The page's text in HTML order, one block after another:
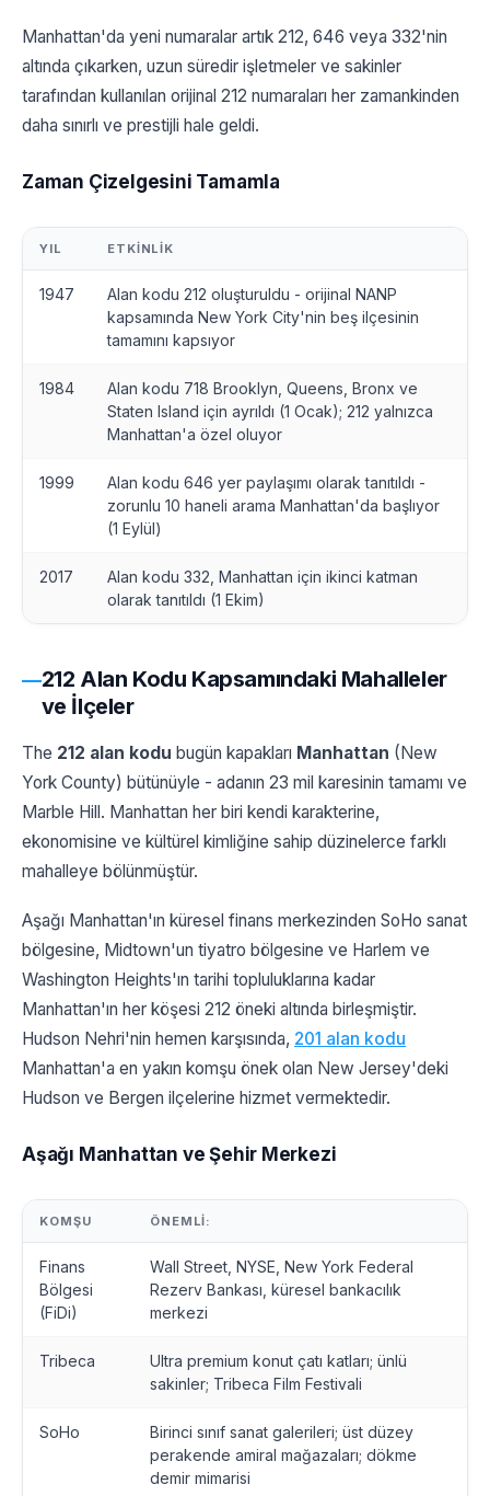
Manhattan'da yeni numaralar artık 212, 646 veya 332'nin
altında çıkarken, uzun süredir işletmeler ve sakinler
tarafından kullanılan orijinal 212 numaraları her zamankinden
daha sınırlı ve prestijli hale geldi.
Zaman Çizelgesini Tamamla
YIL ETKINLIK
1947
Alan kodu 212 oluşturuldu - orijinal NANP
kapsamında New York City'nin beş ilçesinin
tamamını kapsıyor
1984
Alan kodu 718 Brooklyn, Queens, Bronx ve
Staten Island için ayrıldı (1 Ocak); 212 yalnızca
Manhattan'a özel oluyor
1999
Alan kodu 646 yer paylaşımı olarak tanıtıldı -
zorunlu 10 haneli arama Manhattan'da başlıyor
(1 Eylül)
2017
Alan kodu 332, Manhattan için ikinci katman
olarak tanıtıldı (1 Ekim)
212 Alan Kodu Kapsamındaki Mahalleler
ve İlçeler
The 212 alan kodu bugün kapakları Manhattan (New
York County) bütünüyle - adanın 23 mil karesinin tamamı ve
Marble Hill. Manhattan her biri kendi karakterine,
ekonomisine ve kültürel kimliğine sahip düzinelerce farklı
mahalleye bölünmüştür.
Aşağı Manhattan'ın küresel finans merkezinden SoHo sanat
bölgesine, Midtown'un tiyatro bölgesine ve Harlem ve
Washington Heights'ın tarihi topluluklarına kadar
Manhattan'ın her köşesi 212 öneki altında birleşmiştir.
Hudson Nehri'nin hemen karşısında, 201 alan kodu
Manhattan'a en yakın komşu önek olan New Jersey'deki
Hudson ve Bergen ilçelerine hizmet vermektedir.
Aşağı Manhattan ve Şehir Merkezi
KOMŞU ÖNEMLI:
Finans
Bölgesi
(FiDi)
Wall Street, NYSE, New York Federal
Rezerv Bankası, küresel bankacılık
merkezi
Tribeca
Ultra premium konut çatı katları; ünlü
sakinler; Tribeca Film Festivali
SoHo
Birinci sınıf sanat galerileri; üst düzey
perakende amiral mağazaları; dökme
demir mimarisi